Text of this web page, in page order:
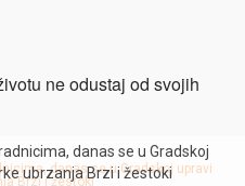
ne odustaj od svojih
danas se u Gradskoj
ubrzanja Brzi i žestoki